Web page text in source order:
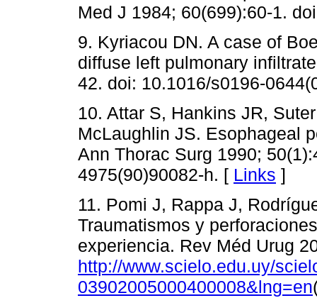
Med J 1984; 60(699):60-1.
9. Kyriacou DN. A case of
diffuse left pulmonary
42. doi: 10.1016/s0196-
10. Attar S, Hankins JR,
McLaughlin JS. Esophageal
Ann Thorac Surg 1990;
4975(90)90082-h. [ Links ]
11. Pomi J, Rappa J,
Traumatismos y
experiencia. Rev Méd Urug
http://www.scielo.edu.uy/
03902005000400008&lng=en